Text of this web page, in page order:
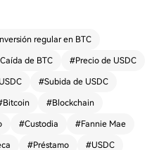
sujetos a liquidación, sin
El producto, que planea exp
digitales, se lanzará a niv
regular en BTC
Caída de BTC #Precio de USDC
#Subida de USDC
Bitcoin #Blockchain
#Custodia #Fannie Mae
#Préstamo #USDC